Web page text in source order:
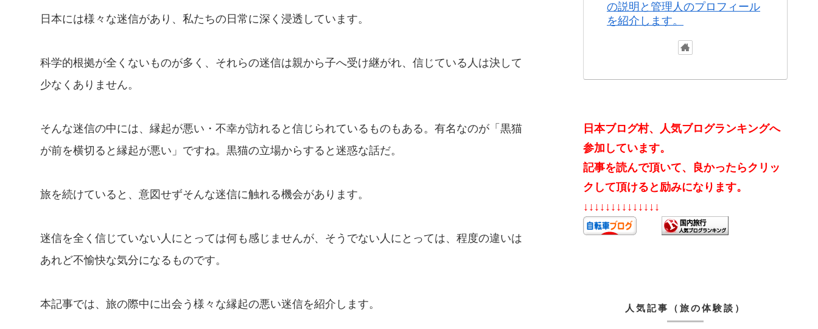
日本には様々な迷信があり、私たちの日常に深く浸透しています。
科学的根拠が全くないものが多く、それらの迷信は親から子へ受け継がれ、信じている人は決して
少なくありません。
そんな迷信の中には、縁起が悪い・不幸が訪れると信じられているものもある。有名なのが「黒猫
が前を横切ると縁起が悪い」ですね。黒猫の立場からすると迷惑な話だ。
旅を続けていると、意図せずそんな迷信に触れる機会があります。
迷信を全く信じていない人にとっては何も感じませんが、そうでない人にとっては、程度の違いは
あれど不愉快な気分になるものです。
本記事では、旅の際中に出会う様々な縁起の悪い迷信を紹介します。
の説明と管理人のプロフィール
を紹介します。
日本ブログ村、人気ブログランキングへ
参加しています。
記事を読んで頂いて、良かったらクリッ
クして頂けると励みになります。
↓↓↓↓↓↓↓↓↓↓↓↓↓↓
人気記事（旅の体験談）